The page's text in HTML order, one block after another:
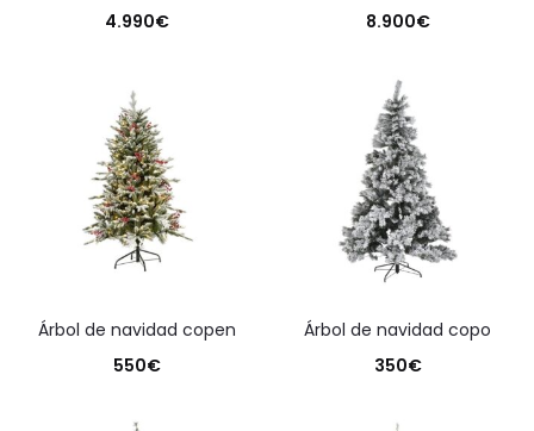
4.990€
8.900€
árbol de navidad copen
550€
árbol de navidad copo
350€